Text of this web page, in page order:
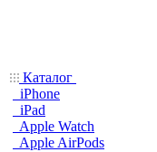
Каталог
iPhone
iPad
Apple Watch
Apple AirPods